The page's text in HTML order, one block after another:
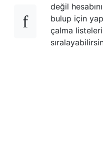
değil
bulup için
çalma